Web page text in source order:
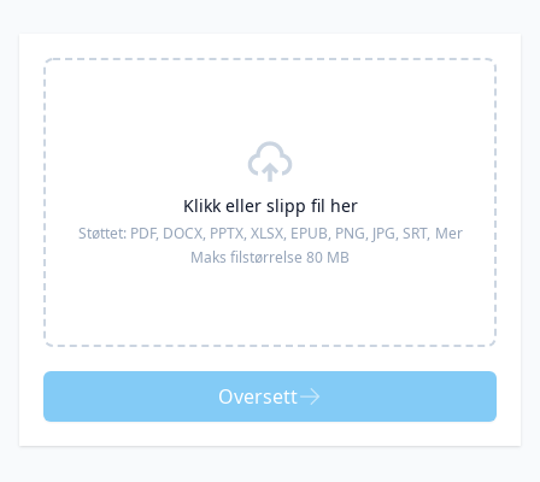
Klikk eller slipp fil her
Støttet: PDF, DOCX, PPTX, XLSX, EPUB, PNG, JPG, SRT, Mer
Maks filstørrelse 80 MB
Oversett